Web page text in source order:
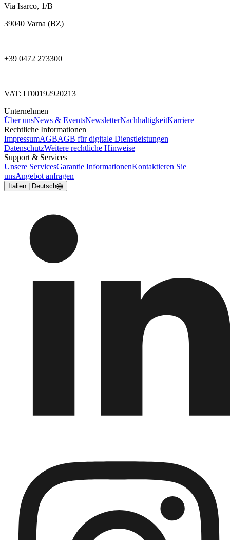
Via Isarco, 1/B
39040 Varna (BZ)
+39 0472 273300
VAT: IT00192920213
Unternehmen
Über unsNews & EventsNewsletterNachhaltigkeitKarriere
Rechtliche Informationen
ImpressumAGBAGB für digitale Dienstleistungen
DatenschutzWeitere rechtliche Hinweise
Support & Services
Unsere ServicesGarantie InformationenKontaktieren Sie
unsAngebot anfragen
Italien | Deutsch